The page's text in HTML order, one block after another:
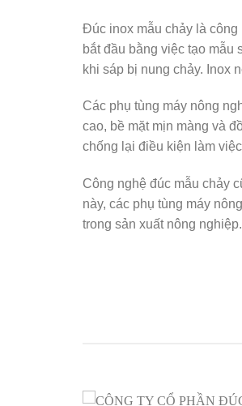
Đúc inox mẫu chảy là
bắt đầu bằng việc tạo mẫu
khi sáp bị nung chảy. Inox
Các phụ tùng máy nông
cao, bề mặt mịn màng và
chống lại điều kiện làm
Công nghệ đúc mẫu chảy
này, các phụ tùng máy
trong sản xuất nông nghiệp.